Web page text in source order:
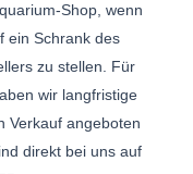
Shop, wenn
ein Schrank des
zu stellen. Für
wir langfristige
Verkauf angeboten
direkt bei uns auf